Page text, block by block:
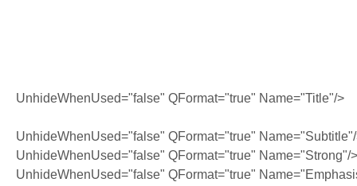
UnhideWhenUsed="false" QFormat="true" Name="Title"/>
UnhideWhenUsed="false" QFormat="true"
UnhideWhenUsed="false" QFormat="true" Name="Strong"/>
UnhideWhenUsed="false" QFormat="true"